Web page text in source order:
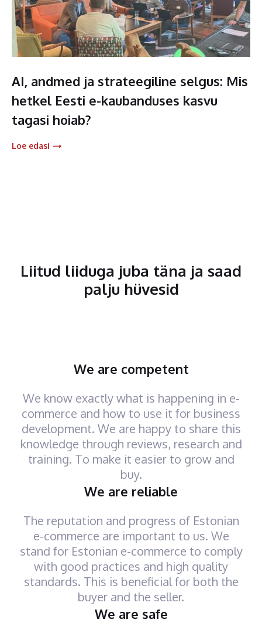
AI, andmed ja strateegiline selgus: Mis
hetkel Eesti e-kaubanduses kasvu
tagasi hoiab?
Loe edasi
Liitud liiduga juba täna ja saad
palju hüvesid
We are competent
We know exactly what is happening in e-
commerce and how to use it for business
development. We are happy to share this
knowledge through reviews, research and
training. To make it easier to grow and
buy.
We are reliable
The reputation and progress of Estonian
e-commerce are important to us. We
stand for Estonian e-commerce to comply
with good practices and high quality
standards. This is beneficial for both the
buyer and the seller.
We are safe